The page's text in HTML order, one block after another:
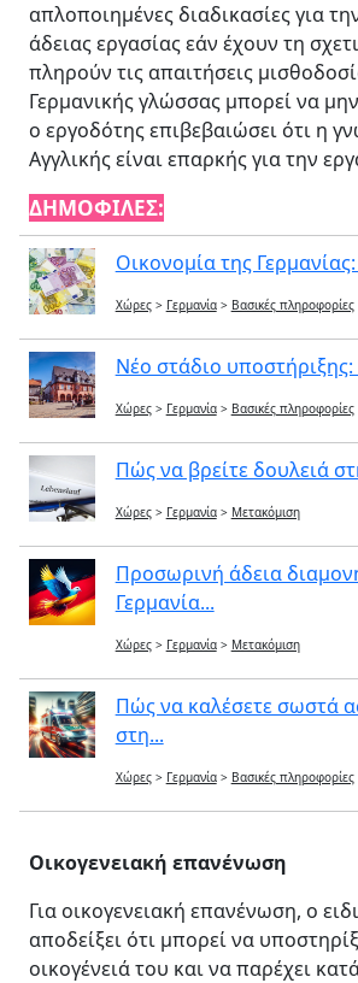
απλοποιημένες διαδικασίες για
άδειας εργασίας εάν έχουν τη
πληρούν τις απαιτήσεις
Γερμανικής γλώσσας μπορεί να
ο εργοδότης επιβεβαιώσει ότι η
Αγγλικής είναι επαρκής για την
ΔΗΜΟΦΙΛΕΣ:
Οικονομία της
Χώρες > Γερμανία > Βασικές πληροφορίες
Νέο στάδιο
Χώρες > Γερμανία > Βασικές πληροφορίες
Πώς να βρείτε δουλειά
Χώρες > Γερμανία > Μετακόμιση
Προσωρινή άδεια
Γερμανία...
Χώρες > Γερμανία > Μετακόμιση
Πώς να καλέσετε σωστά
στη...
Χώρες > Γερμανία > Βασικές πληροφορίες
Οικογενειακή επανένωση
Για οικογενειακή επανένωση, ο
αποδείξει ότι μπορεί να
οικογένειά του και να παρέχει